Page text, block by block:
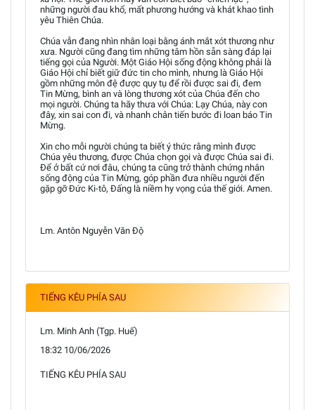
những người đau khổ, mất phương hướng và khát khao tình
yêu Thiên Chúa.
Chúa vẫn đang nhìn nhân loại bằng ánh mắt xót thương như
xưa. Người cũng đang tìm những tâm hồn sẵn sàng đáp lại
tiếng gọi của Người. Một Giáo Hội sống động không phải là
Giáo Hội chỉ biết giữ đức tin cho mình, nhưng là Giáo Hội
gồm những môn đệ được quy tụ để rồi được sai đi, đem
Tin Mừng, bình an và lòng thương xót của Chúa đến cho
mọi người. Chúng ta hãy thưa với Chúa: Lạy Chúa, này con
đây, xin sai con đi, và nhanh chân tiến bước đi loan báo Tin
Mừng.
Xin cho mỗi người chúng ta biết ý thức rằng mình được
Chúa yêu thương, được Chúa chọn gọi và được Chúa sai đi.
Để ở bất cứ nơi đâu, chúng ta cũng trở thành chứng nhân
sống động của Tin Mừng, góp phần đưa nhiều người đến
gặp gỡ Đức Ki-tô, Đấng là niềm hy vọng của thế giới. Amen.
Lm. Antôn Nguyễn Văn Độ
TIẾNG KÊU PHÍA SAU
Lm. Minh Anh (Tgp. Huế)
18:32 10/06/2026
TIẾNG KÊU PHÍA SAU